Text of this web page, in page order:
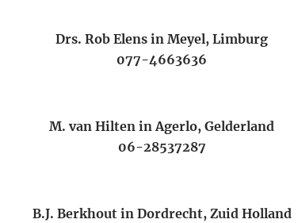
Drs. Rob Elens in Meyel, Limburg
077-4663636
M. van Hilten in Agerlo, Gelderland
06-28537287
B.J. Berkhout in Dordrecht, Zuid Holland